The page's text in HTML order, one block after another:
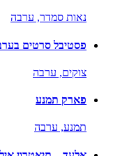
נאות סמדר, ערבה
פסטיבל סרטים
צוקים, ערבה
פארק תמנע
תמנע, ערבה